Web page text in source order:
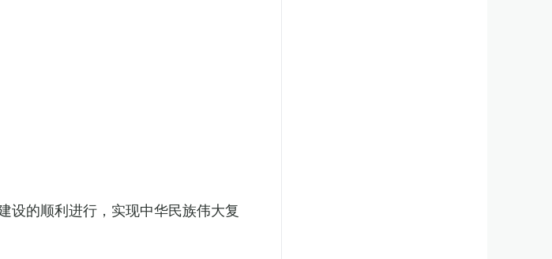
的顺利进行，实现中华民族伟大复